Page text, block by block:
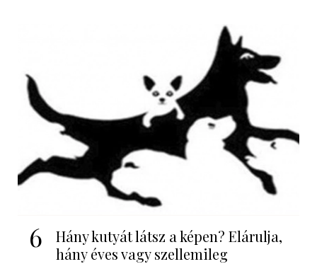
6
Hány kutyát látsz a képen? Elárulja,
hány éves vagy szellemileg